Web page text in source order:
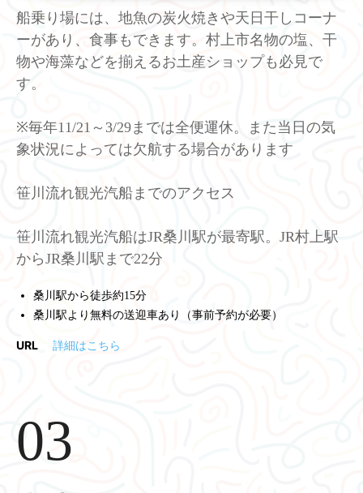
船乗り場には、地魚の炭火焼きや天日干しコーナ
ーがあり、食事もできます。村上市名物の塩、干
物や海藻などを揃えるお土産ショップも必見で
す。
※毎年11/21～3/29までは全便運休。また当日の気
象状況によっては欠航する場合があります
笹川流れ観光汽船までのアクセス
笹川流れ観光汽船はJR桑川駅が最寄駅。JR村上駅
からJR桑川駅まで22分
桑川駅から徒歩約15分
桑川駅より無料の送迎車あり（事前予約が必要）
URL 詳細はこちら
03